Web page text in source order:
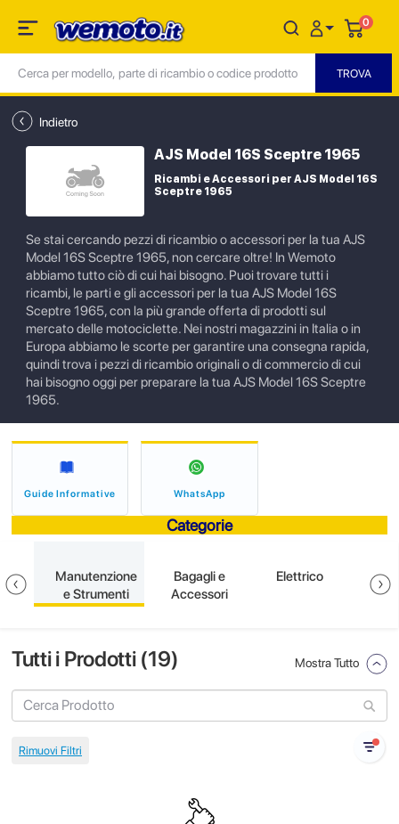
0
Indietro
AJS Model 16S Sceptre 1965
Ricambi e Accessori per AJS Model 16S
Sceptre 1965
Se stai cercando pezzi di ricambio o accessori per la tua AJS
Model 16S Sceptre 1965, non cercare oltre! In Wemoto
abbiamo tutto ciò di cui hai bisogno. Puoi trovare tutti i
ricambi, le parti e gli accessori per la tua AJS Model 16S
Sceptre 1965, con la più grande offerta di prodotti sul
mercato delle motociclette. Nei nostri magazzini in Italia o in
Europa abbiamo le scorte per garantire una consegna rapida,
quindi trova i pezzi di ricambio originali o di commercio di cui
hai bisogno oggi per preparare la tua AJS Model 16S Sceptre
1965.
Guide Informative WhatsApp
Categorie
Manutenzione
e Strumenti
Bagagli e
Accessori
Elettrico
Tutti i Prodotti (19) Mostra Tutto